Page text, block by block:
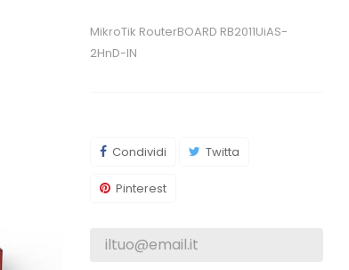
MikroTik RouterBOARD RB2011UiAS-
2HnD-IN
Condividi Twitta
Pinterest